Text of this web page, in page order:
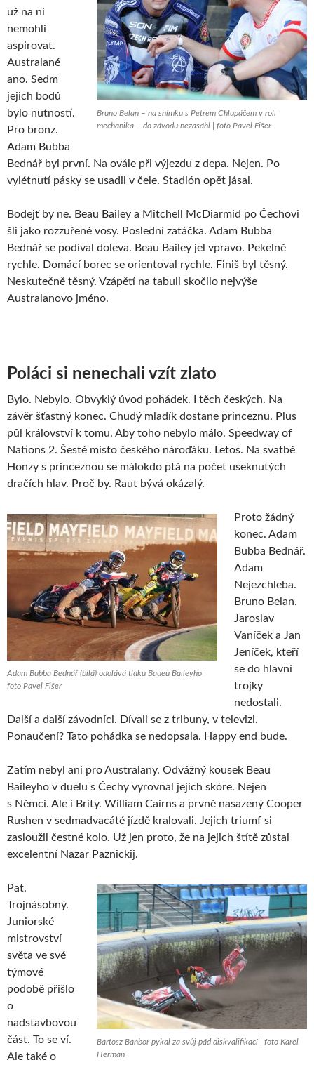
Bruno Belan – na snímku s Petrem Chlupáčem v roli
mechanika – do závodu nezasáhl | foto Pavel Fišer
už na ní
nemohli
aspirovat.
Australané
ano. Sedm
jejich bodů
bylo nutností.
Pro bronz.
Adam Bubba
Bednář byl první. Na ovále při výjezdu z depa. Nejen. Po
vylétnutí pásky se usadil v čele. Stadión opět jásal.
Bodejť by ne. Beau Bailey a Mitchell McDiarmid po Čechovi
šli jako rozzuřené vosy. Poslední zatáčka. Adam Bubba
Bednář se podíval doleva. Beau Bailey jel vpravo. Pekelně
rychle. Domácí borec se orientoval rychle. Finiš byl těsný.
Neskutečně těsný. Vzápětí na tabuli skočilo nejvýše
Australanovo jméno.
Poláci si nenechali vzít zlato
Bylo. Nebylo. Obvyklý úvod pohádek. I těch českých. Na
závěr šťastný konec. Chudý mladík dostane princeznu. Plus
půl království k tomu. Aby toho nebylo málo. Speedway of
Nations 2. Šesté místo českého nároďáku. Letos. Na svatbě
Honzy s princeznou se málokdo ptá na počet useknutých
dračích hlav. Proč by. Raut bývá okázalý.
Adam Bubba Bednář (bílá) odolává tlaku Baueu Baileyho |
foto Pavel Fišer
Proto žádný
konec. Adam
Bubba Bednář.
Adam
Nejezchleba.
Bruno Belan.
Jaroslav
Vaníček a Jan
Jeníček, kteří
se do hlavní
trojky
nedostali.
Další a další závodníci. Dívali se z tribuny, v televizi.
Ponaučení? Tato pohádka se nedopsala. Happy end bude.
Zatím nebyl ani pro Australany. Odvážný kousek Beau
Baileyho v duelu s Čechy vyrovnal jejich skóre. Nejen
s Němci. Ale i Brity. William Cairns a prvně nasazený Cooper
Rushen v sedmadvacáté jízdě kralovali. Jejich triumf si
zasloužil čestné kolo. Už jen proto, že na jejich štítě zůstal
excelentní Nazar Paznickij.
Bartosz Banbor pykal za svůj pád diskvalifikací | foto Karel
Herman
Pat.
Trojnásobný.
Juniorské
mistrovství
světa ve své
týmové
podobě přišlo
o
nadstavbovou
část. To se ví.
Ale také o